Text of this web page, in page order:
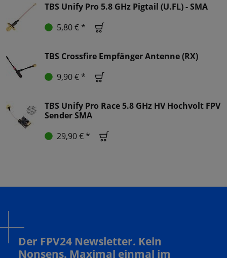
TBS Unify Pro 5.8 GHz Pigtail (U.FL) - SMA
5,80 € *
TBS Crossfire Empfänger Antenne (RX)
9,90 € *
TBS Unify Pro Race 5.8 GHz HV Hochvolt FPV
Sender SMA
29,90 € *
Der FPV24 Newsletter. Kein
Nonsens. Maximal einmal im